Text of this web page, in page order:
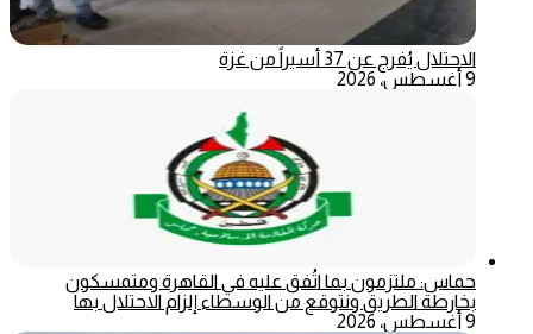
الاحتلال يُفرج عن 37 أسيراً من غزة
9 أغسطس، 2026
حماس: ملتزمون بما اتُفق عليه في القاهرة ومتمسكون
بخارطة الطريق ونتوقع من الوسطاء إلزام الاحتلال بها
9 أغسطس، 2026